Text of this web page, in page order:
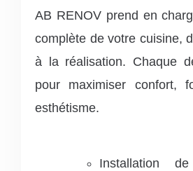
AB RENOV prend en
complète de votre cuisine,
à la réalisation. Chaque
pour maximiser confort,
esthétisme.
Installation